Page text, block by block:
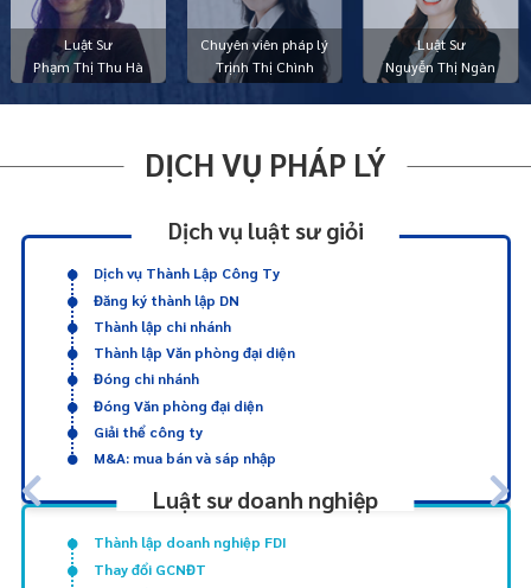
Luật Sư
Phạm Thị Thu Hà
Chuyên viên pháp lý
Trịnh Thị Chình
Luật Sư
Nguyễn Thị Ngàn
DỊCH VỤ PHÁP LÝ
Dịch vụ luật sư giỏi
Dịch vụ Thành Lập Công Ty
Đăng ký thành lập DN
Thành lập chi nhánh
Thành lập Văn phòng đại diện
Đóng chi nhánh
Đóng Văn phòng đại diện
Giải thể công ty
M&A: mua bán và sáp nhập
Luật sư doanh nghiệp
Thành lập doanh nghiệp FDI
Thay đổi GCNĐT